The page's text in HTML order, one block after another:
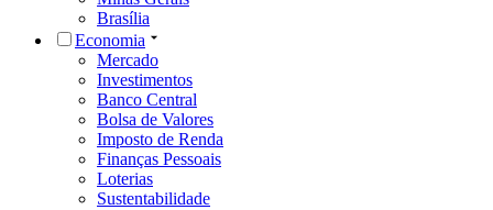
Brasília
Economia
Mercado
Investimentos
Banco Central
Bolsa de Valores
Imposto de Renda
Finanças Pessoais
Loterias
Sustentabilidade